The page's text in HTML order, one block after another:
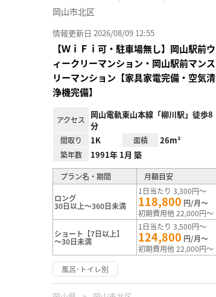
岡山市北区
情報更新日 2026/08/09 12:55
【ＷｉＦｉ可・駐車場無し】岡山駅前ウ
ィークリーマンション・岡山駅前マンス
リーマンション【家具家電完備・空気清
浄機完備】
アクセス
岡山電軌東山本線「柳川駅」徒歩8
分
間取り 1K 面積 26m²
築年数 1991年 1月 築
プラン名・期間 月額目安
ロング
30日以上～360日未満
1日当たり 3,300円～
118,800 円/月～
初期費用他 22,000円～
ショート【7日以上】
～30日未満
1日当たり 3,500円～
124,800 円/月～
初期費用他 22,000円～
風呂･トイレ別